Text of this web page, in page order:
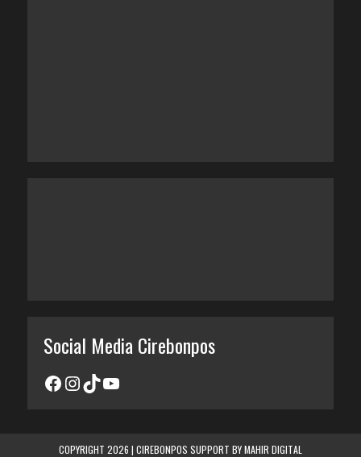
Social Media Cirebonpos
COPYRIGHT 2026 | CIREBONPOS SUPPORT BYMAHIR DIGITAL